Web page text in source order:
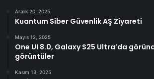
Aralık 20, 2025
Kuantum Siber Güvenlik AŞ Ziyareti
Mayıs 12, 2025
One UI 8.0, Galaxy S25 Ultra’da
görüntüler
Kasım 13, 2025